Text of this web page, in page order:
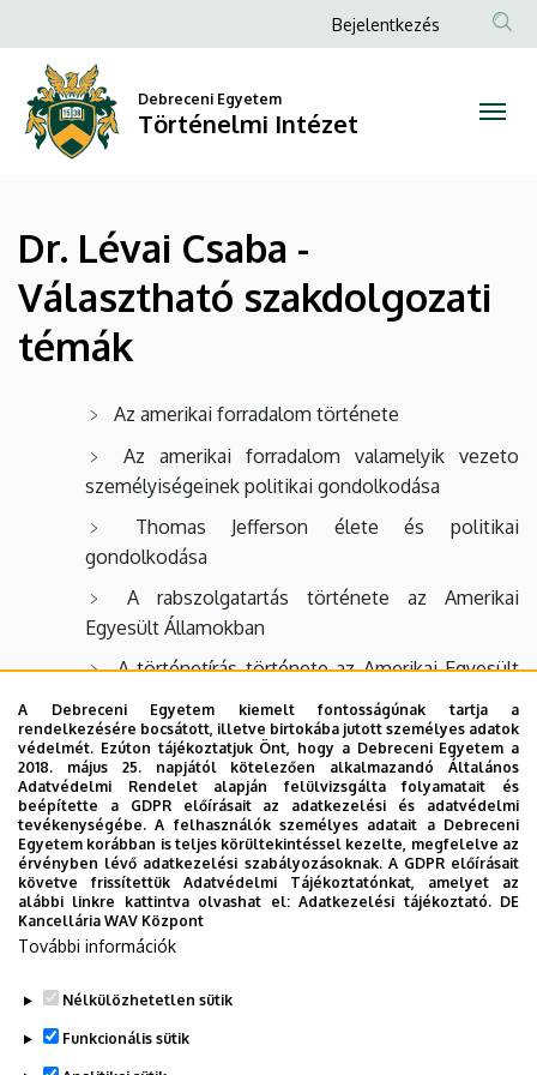
Lévai
Csaba
Választható
szakdolgozati
témák
Történelmi
Intézet
a
tartalomra
Anonim
menüje
Bejelentkezés
Debreceni Egyetem
Történelmi Intézet
Dr. Lévai Csaba -
Választható szakdolgozati
témák
Az amerikai forradalom története
Az amerikai forradalom valamelyik vezeto
személyiségeinek politikai gondolkodása
Thomas Jefferson élete és politikai
gondolkodása
A rabszolgatartás története az Amerikai
Egyesült Államokban
A történetírás története az Amerikai Egyesült
Az Amerikai Egyesült Államok története a 19.
században
A 18-19. század fordulójának politikai és
közgazdasági eszmetörténete, különös
tekintettel a klasszikus politikai gazdaságtan és a
liberalizmus képviseloire
Nyugat-Európa gazdaság- és
Legutóbbi frissítés: 2023. 05. 08. 10:26
A Debreceni Egyetem kiemelt fontosságúnak tartja a
rendelkezésére bocsátott, illetve birtokába jutott személyes adatok
védelmét. Ezúton tájékoztatjuk Önt, hogy a Debreceni Egyetem a
2018. május 25. napjától kötelezően alkalmazandó Általános
Adatvédelmi Rendelet alapján felülvizsgálta folyamatait és
beépítette a GDPR előírásait az adatkezelési és adatvédelmi
tevékenységébe. A felhasználók személyes adatait a Debreceni
Egyetem korábban is teljes körültekintéssel kezelte, megfelelve az
érvényben lévő adatkezelési szabályozásoknak. A GDPR előírásait
követve frissítettük Adatvédelmi Tájékoztatónkat, amelyet az
alábbi linkre kattintva olvashat el:Adatkezelési tájékoztató. DE
Kancellária WAV Központ
További információk
Nélkülözhetetlen sütik
Funkcionális sütik